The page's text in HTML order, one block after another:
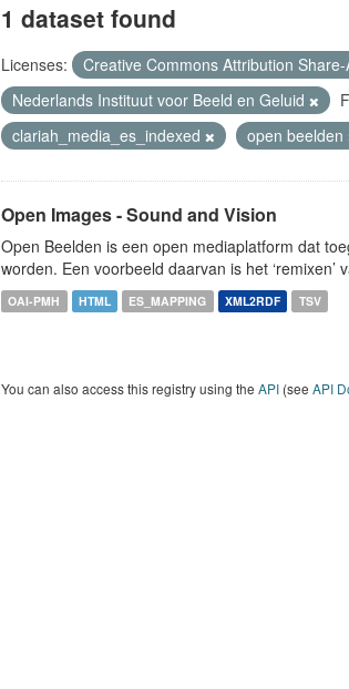
1 dataset found
Licenses: Creative Commons Attribution Share-
Nederlands Instituut voor Beeld en Geluid
clariah_media_es_indexed
open beelden
Open Images - Sound and Vision
Open Beelden is een open mediaplatform dat
worden. Een voorbeeld daarvan is het ‘remixen’
OAI-PMH HTML ES_MAPPING XML2RDF TSV
You can also access this registry using the API (see API